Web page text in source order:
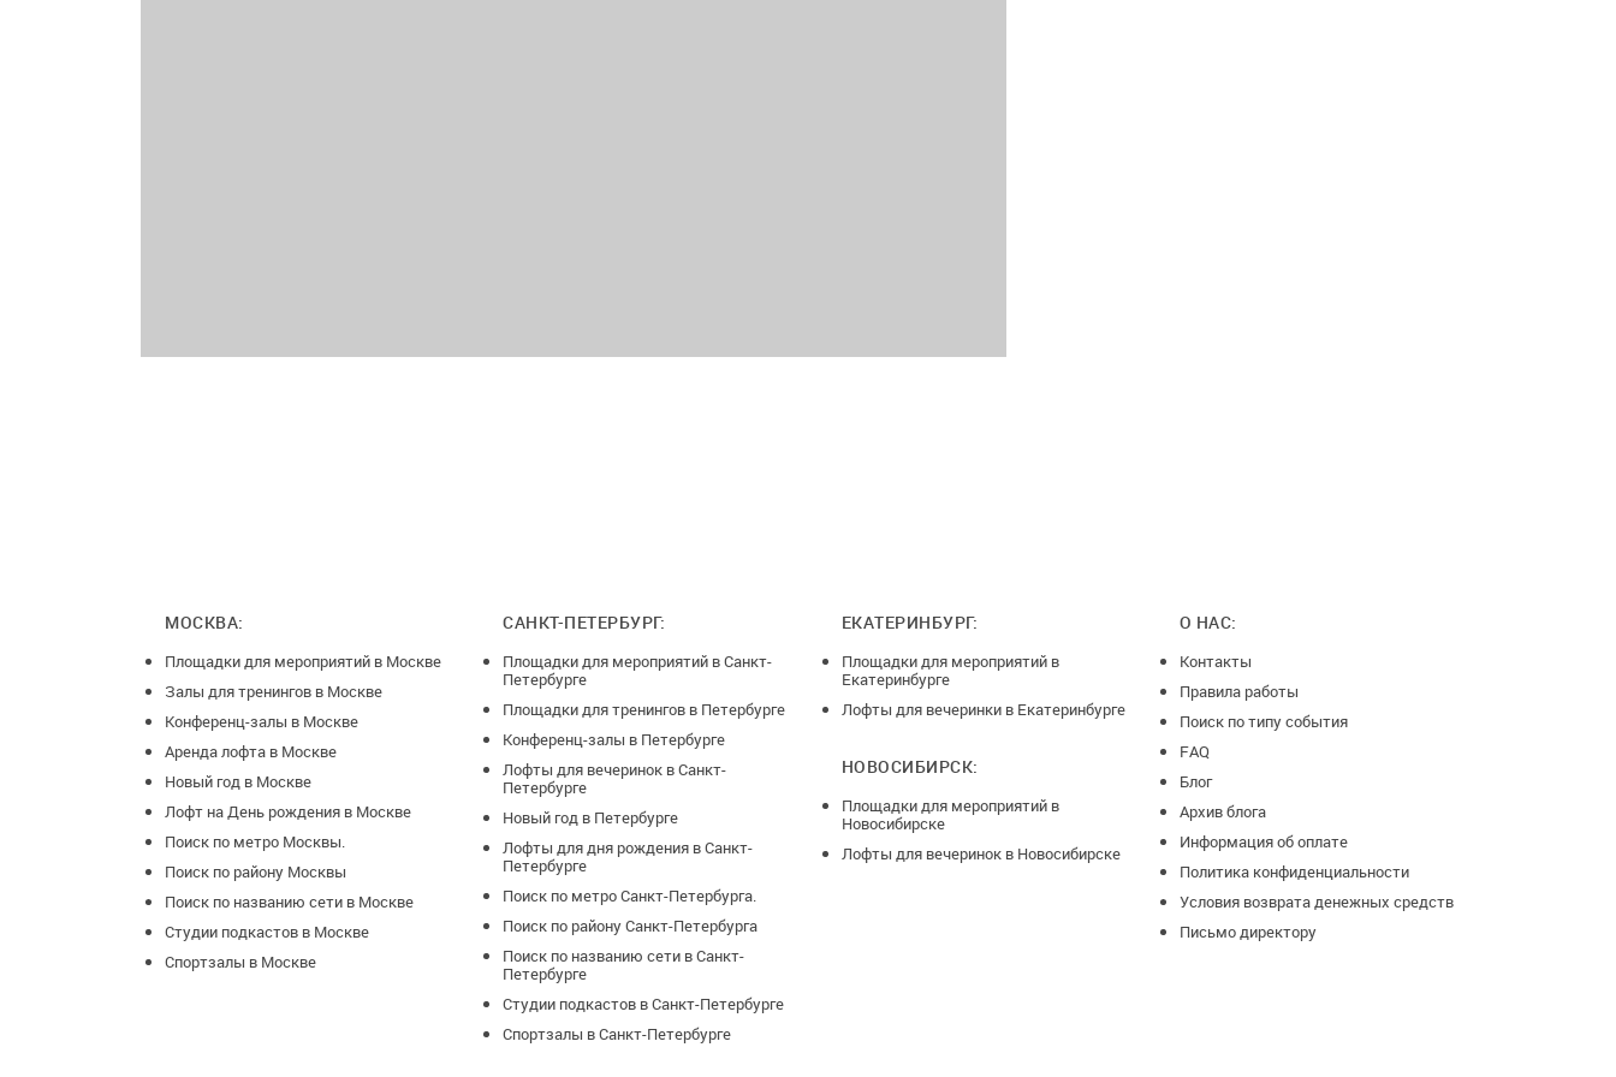
МОСКВА:
Площадки для мероприятий в Москве
Залы для тренингов в Москве
Конференц-залы в Москве
Аренда лофта в Москве
Новый год в Москве
Лофт на День рождения в Москве
Поиск по метро Москвы.
Поиск по району Москвы
Поиск по названию сети в Москве
Студии подкастов в Москве
Спортзалы в Москве
САНКТ-ПЕТЕРБУРГ:
Площадки для мероприятий в Санкт-
Петербурге
Площадки для тренингов в Петербурге
Конференц-залы в Петербурге
Лофты для вечеринок в Санкт-
Петербурге
Новый год в Петербурге
Лофты для дня рождения в Санкт-
Петербурге
Поиск по метро Санкт-Петербурга.
Поиск по району Санкт-Петербурга
Поиск по названию сети в Санкт-
Петербурге
Студии подкастов в Санкт-Петербурге
Спортзалы в Санкт-Петербурге
ЕКАТЕРИНБУРГ:
Площадки для мероприятий в
Екатеринбурге
Лофты для вечеринки в Екатеринбурге
НОВОСИБИРСК:
Площадки для мероприятий в
Новосибирске
Лофты для вечеринок в Новосибирске
О НАС:
Контакты
Правила работы
Поиск по типу события
FAQ
Блог
Архив блога
Информация об оплате
Политика конфиденциальности
Условия возврата денежных средств
Письмо директору